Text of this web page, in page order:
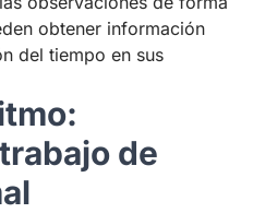
obtener información
del tiempo en sus
de